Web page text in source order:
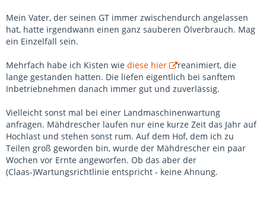
Mein Vater, der seinen GT immer zwischendurch angelassen
hat, hatte irgendwann einen ganz sauberen Ölverbrauch. Mag
ein Einzelfall sein.
Mehrfach habe ich Kisten wie diese hier
reanimiert, die
lange gestanden hatten. Die liefen eigentlich bei sanftem
Inbetriebnehmen danach immer gut und zuverlässig.
Vielleicht sonst mal bei einer Landmaschinenwartung
anfragen. Mähdrescher laufen nur eine kurze Zeit das Jahr auf
Hochlast und stehen sonst rum. Auf dem Hof, dem ich zu
Teilen groß geworden bin, wurde der Mähdrescher ein paar
Wochen vor Ernte angeworfen. Ob das aber der
(Claas-)Wartungsrichtlinie entspricht - keine Ahnung.